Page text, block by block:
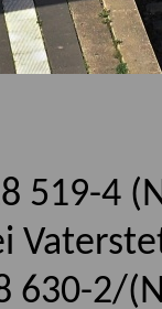
519-4
630-2/